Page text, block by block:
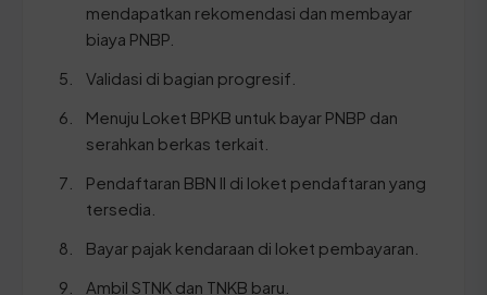
mendapatkan rekomendasi dan membayar
biaya PNBP.
Validasi di bagian progresif.
Menuju Loket BPKB untuk bayar PNBP dan
serahkan berkas terkait.
Pendaftaran BBN II di loket pendaftaran yang
tersedia.
Bayar pajak kendaraan di loket pembayaran.
Ambil STNK dan TNKB baru.